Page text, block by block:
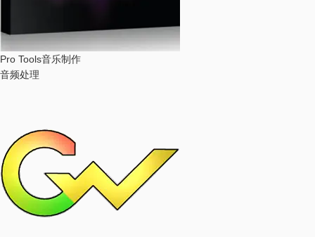
Pro Tools音乐制作
音频处理